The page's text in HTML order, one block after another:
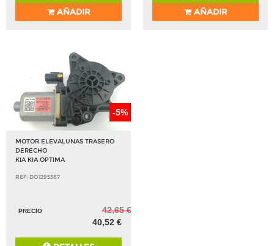
AÑADIR
AÑADIR
-5%
MOTOR ELEVALUNAS TRASERO
DERECHO
KIA KIA OPTIMA
REF: DO1295367
PRECIO
42,65 €
40,52 €